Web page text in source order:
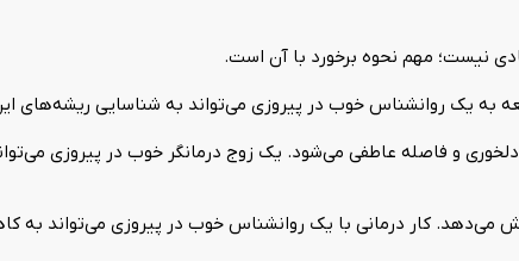
نیست؛ مهم نحوه برخورد با آن است.
به یک روانشناس خوب در پیروزی می‌تواند به شناسایی ریشه‌های
و فاصله عاطفی می‌شود. یک زوج درمانگر خوب در پیروزی
می‌دهد. کار درمانی با یک روانشناس خوب در پیروزی می‌تواند به